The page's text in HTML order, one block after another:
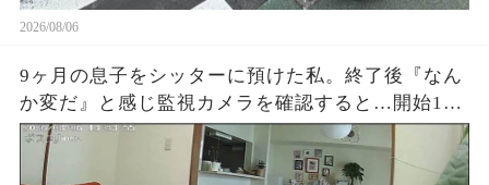
2026/08/06
9ヶ月の息子をシッターに預けた私。終了後『なん
か変だ』と感じ監視カメラを確認すると…開始1時
間でYouTube放置、スマホ操作、最後に起きた“信
じられない映像”に涙が止まらなかった